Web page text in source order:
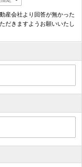
産会社より回答が無かった
だきますようお願いいたし